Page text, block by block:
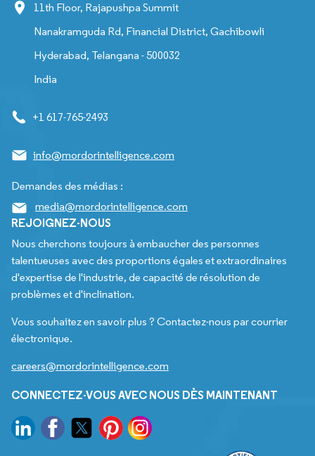
11th Floor, Rajapushpa Summit
Nanakramguda Rd, Financial District, Gachibowli
Hyderabad, Telangana - 500032
India
+1 617-765-2493
info@mordorintelligence.com
Demandes des médias :
media@mordorintelligence.com
REJOIGNEZ-NOUS
Nous cherchons toujours à embaucher des personnes
talentueuses avec des proportions égales et extraordinaires
d'expertise de l'industrie, de capacité de résolution de
problèmes et d'inclination.
Vous souhaitez en savoir plus ? Contactez-nous par courrier
électronique.
careers@mordorintelligence.com
CONNECTEZ-VOUS AVEC NOUS DÈS MAINTENANT